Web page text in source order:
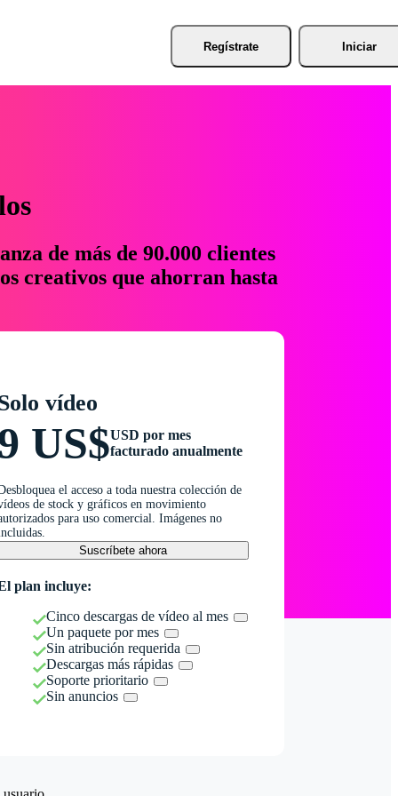
Regístrate Iniciar
de más de 90.000 clientes
creativos que ahorran hasta
vídeo
US$USD por mes
facturado anualmente
el acceso a toda nuestra colección de
de stock y gráficos en movimiento
para uso comercial. Imágenes no
Suscríbete ahora
plan incluye:
Cinco descargas de vídeo al mes
Un paquete por mes
Sin atribución requerida
Descargas más rápidas
Soporte prioritario
Sin anuncios